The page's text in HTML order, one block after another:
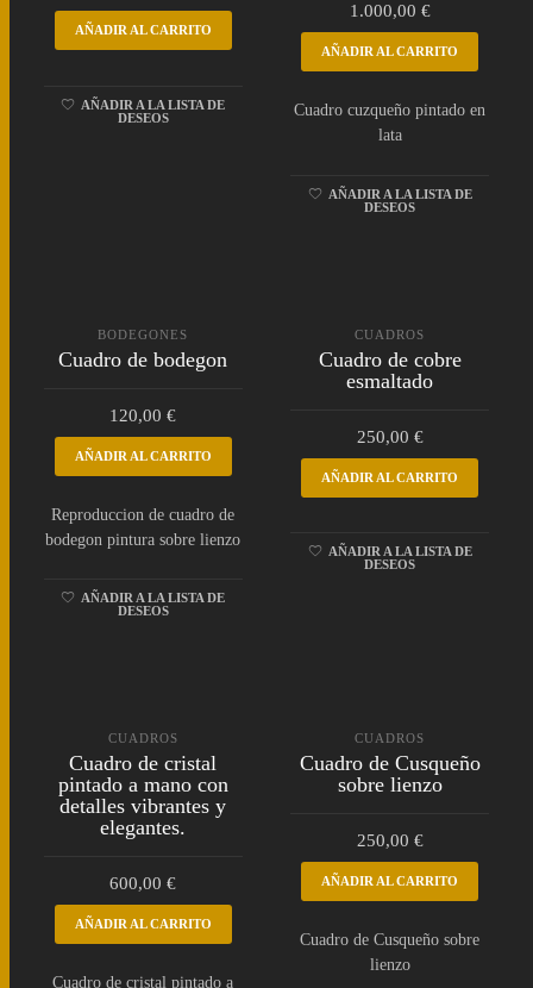
AÑADIR AL CARRITO
AÑADIR A LA LISTA DE
DESEOS
1.000,00 €
AÑADIR AL CARRITO
Cuadro cuzqueño pintado en
lata
AÑADIR A LA LISTA DE
DESEOS
BODEGONES
Cuadro de bodegon
120,00€
AÑADIR AL CARRITO
Reproduccion de cuadro de
bodegon pintura sobre lienzo
AÑADIR A LA LISTA DE
DESEOS
CUADROS
Cuadro de cobre
esmaltado
250,00 €
AÑADIR AL CARRITO
AÑADIR A LA LISTA DE
DESEOS
CUADROS
Cuadro de cristal
pintado a mano con
detalles vibrantes y
elegantes.
600,00€
AÑADIR AL CARRITO
Cuadro de cristal pintado a
CUADROS
Cuadro de Cusqueño
sobre lienzo
250,00 €
AÑADIR AL CARRITO
Cuadro de Cusqueño sobre
lienzo